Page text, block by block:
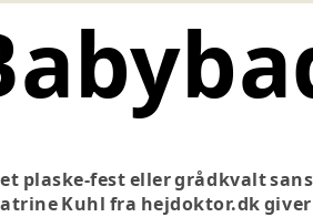
plaske-fest eller ­grådkvalt
Kuhl fra hejdoktor.dk